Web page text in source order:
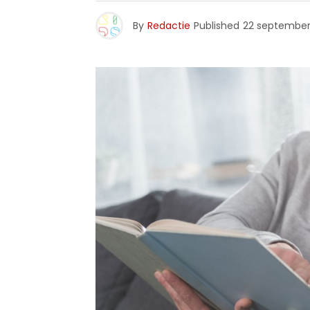
By Redactie Published 22